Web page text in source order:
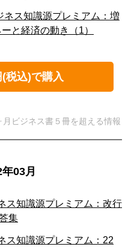
ス知識源プレミアム：増
と経済の動き（1）
税込)で購入
ビジネス書５冊を超える情報
03月
ス知識源プレミアム：改行
集
ス知識源プレミアム：22